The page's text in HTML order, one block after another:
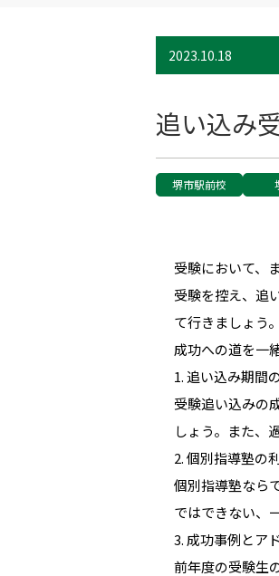
2023.10.18
追い込み
堺市駅前校
受験において、
受験を控え、追
て行きましょう
成功への道を一
1. 追い込み期間
受験追い込みの
しょう。また、
2. 個別指導塾の
個別指導塾なら
ではできない、
3. 成功事例とア
前年度の受験生